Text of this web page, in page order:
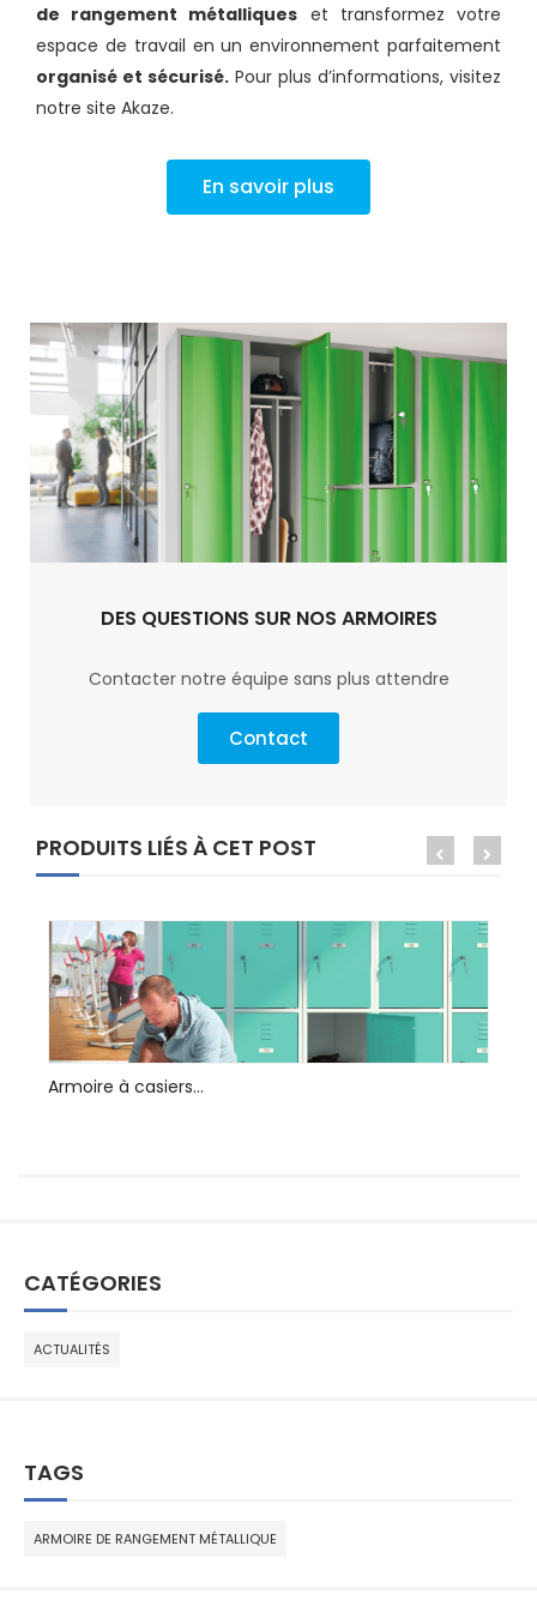
de rangement métalliques et transformez votre
espace de travail en un environnement parfaitement
organisé et sécurisé. Pour plus d’informations, visitez
notre site Akaze.
En savoir plus
DES QUESTIONS SUR NOS ARMOIRES
Contacter notre équipe sans plus attendre
Contact
PRODUITS LIÉS À CET POST
Armoire à casiers...
CATÉGORIES
ACTUALITÉS
TAGS
ARMOIRE DE RANGEMENT MÉTALLIQUE